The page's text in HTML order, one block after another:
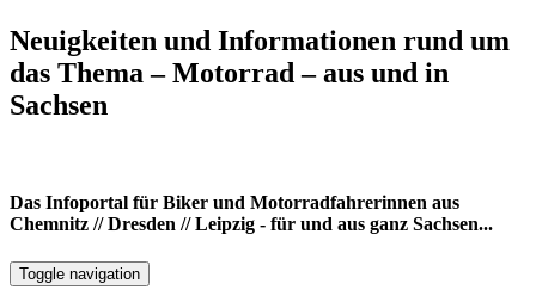
Neuigkeiten und Informationen rund um
das Thema – Motorrad – aus und in
Sachsen
Das Infoportal für Biker und Motorradfahrerinnen aus
Chemnitz // Dresden // Leipzig - für und aus ganz Sachsen...
Toggle navigation